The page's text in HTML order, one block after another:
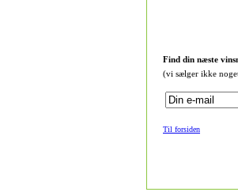
Find din næste
(vi sælger ikke
Til forsiden